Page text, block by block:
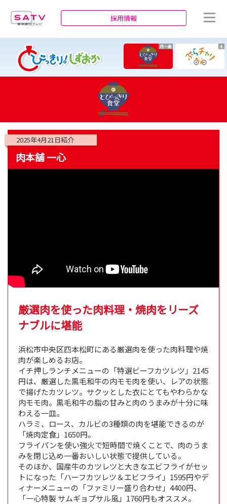
採用情報
月～金 土
2025年4月21日紹介
肉本舗 一心
厳選肉を使った肉料理・焼肉をリーズ
ナブルに堪能
浜松市中央区四本松町にある厳選肉を使った肉料理や焼
肉が楽しめるお店。
イチ押しランチメニューの「特選ビーフカツレツ」2145
円は、厳選した黒毛和牛の内モモ肉を使い、レアの状態
で揚げたカツレツ。サクッとした衣にとてもやわらかな
内モモ肉。黒毛和牛の脂の甘みと肉のうまみが十分に味
わえる一皿。
ハラミ、ロース、カルビの3種類の肉を堪能できるのが
「焼肉定食」1650円。
フライパンを使い強火で短時間で焼くことで、肉のうま
みを閉じ込め一番おいしい状態で提供している。
そのほか、国産牛のカツレツと大きなエビフライがセッ
トになった「ハーフカツレツ＆エビフライ」1595円やデ
ィナーメニューの「ファミリー盛り合わせ」4400円、
「一心特製 サムギョプサル風」1760円もオススメ。